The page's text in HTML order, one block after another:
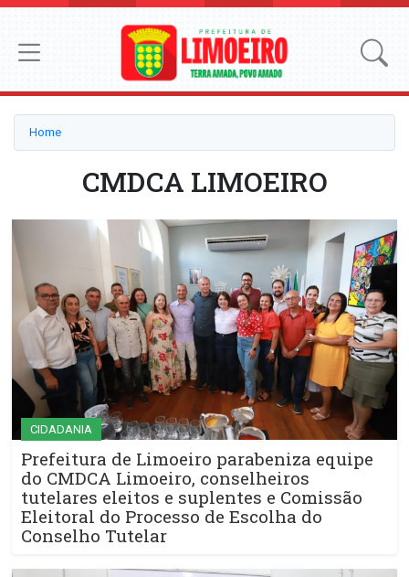
Home
CMDCA LIMOEIRO
CIDADANIA
Prefeitura de Limoeiro parabeniza equipe
do CMDCA Limoeiro, conselheiros
tutelares eleitos e suplentes e Comissão
Eleitoral do Processo de Escolha do
Conselho Tutelar